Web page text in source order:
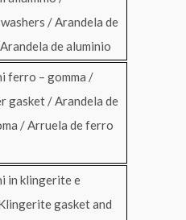
/ Arandela de
de aluminio
ferro – gomma /
gasket / Arandela de
/ Arruela de ferro
in klingerite e
gasket and